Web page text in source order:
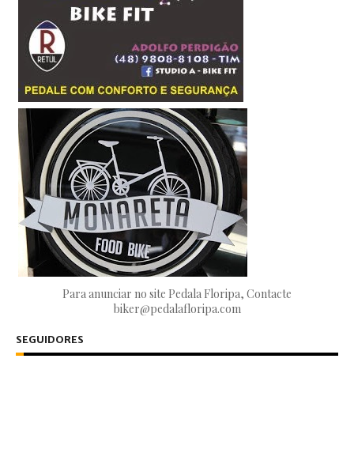
Para anunciar no site Pedala Floripa, Contacte
biker@pedalafloripa.com
SEGUIDORES